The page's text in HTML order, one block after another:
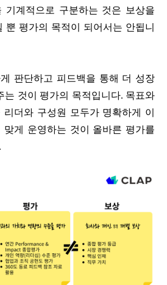
기계적으로 구분하는 것은 보상을
뿐 평가의 목적이 되어서는 안됩니
판단하고 피드백을 통해 더 성장
는 것이 평가의 목적입니다. 목표와
더와 구성원 모두가 명확하게 이
맞게 운영하는 것이 올바른 평가를